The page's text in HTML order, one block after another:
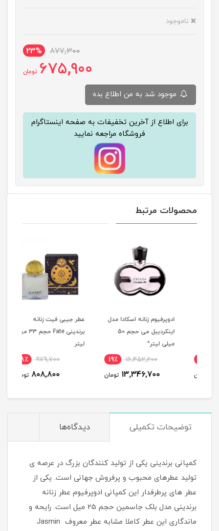
ناموجود
877,300
23%
675,900 تومان
برای اطلاع از آخرین تخفیفات به صفحه اینستاگرام
فروشگاه مراجعه نمایید
محصولات مرتبط
ادوپرفیوم زنانه اسکادا مدل
اینکردیبل می حجم 50
میلی لیتر^
16,452,200 19٪
13,346,700 تومان
عطر جیبی فیت زنانه
برندینی Fate حجم 33 میلی
979,700 18٪
808,800 تومان
توضیحات تکمیلی دیدگاه‌ها
کمپانی برندینی یکی از تولید کنندگان بزرگ در عرصه ی
تولید عطرهای محبوب و پرفروش جهانی است. یکی از
عطر های پرطرفدار این کمپانی ادوپرفیوم عطر زنانه
برندینی مدل بلک جاسمین حجم 25 میل است. رایحه و
ماندگاری این عطر کاملا مشابه عطر معروف Jasmin